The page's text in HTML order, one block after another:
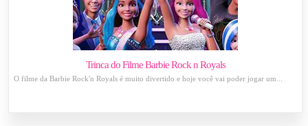
Trinca do Filme Barbie Rock n Royals
O filme da Barbie Rock'n Royals é muito divertido e hoje você vai poder jogar um...